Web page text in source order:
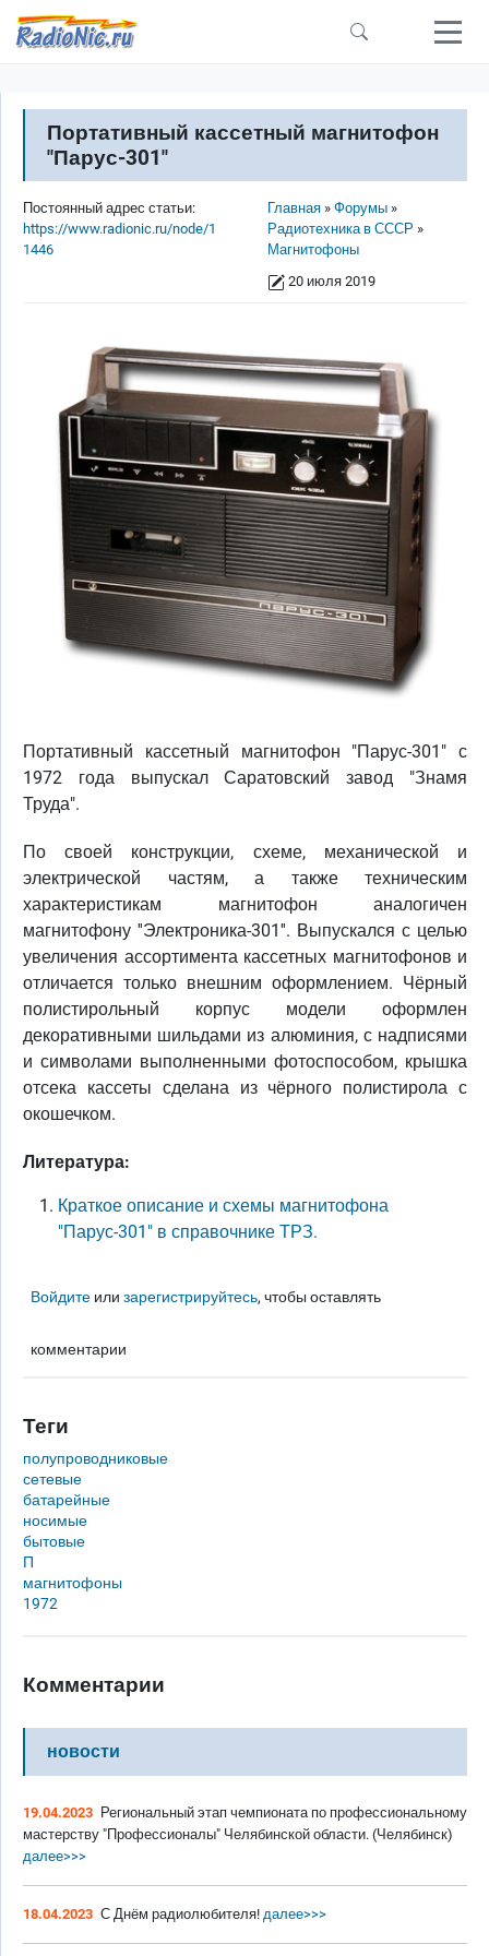
Перейти к основному содержанию
Портативный кассетный магнитофон
"Парус-301"
Строка навигации
Главная
Форумы
Радиотехника в СССР
Магнитофоны
20 июля 2019
Постоянный адрес статьи:
https://www.radionic.ru/node/1
1446
Портативный кассетный магнитофон "Парус-301" с
1972 года выпускал Саратовский завод "Знамя
Труда".
По своей конструкции, схеме, механической и
электрической частям, а также техническим
характеристикам магнитофон аналогичен
магнитофону ''Электроника-301''. Выпускался с целью
увеличения ассортимента кассетных магнитофонов и
отличается только внешним оформлением. Чёрный
полистирольный корпус модели оформлен
декоративными шильдами из алюминия, с надписями
и символами выполненными фотоспособом, крышка
отсека кассеты сделана из чёрного полистирола с
окошечком.
Литература:
Краткое описание и схемы магнитофона
"Парус-301" в справочнике ТРЗ.
Войдите илизарегистрируйтесь, чтобы оставлять
комментарии
Теги
полупроводниковые
сетевые
батарейные
носимые
бытовые
П
магнитофоны
1972
Комментарии
новости
19.04.2023 Региональный этап чемпионата по профессиональному
мастерству "Профессионалы" Челябинской области. (Челябинск)
далее>>>
18.04.2023 С Днём радиолюбителя! далее>>>